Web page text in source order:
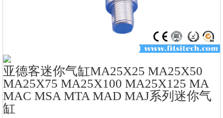
亚德客迷你气缸MA25X25 MA25X50
MA25X75 MA25X100 MA25X125 MA
MAC MSA MTA MAD MAJ系列迷你气
缸